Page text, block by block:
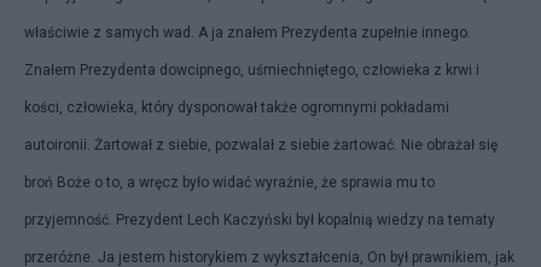
właściwie z samych wad. A ja znałem Prezydenta zupełnie innego.
Znałem Prezydenta dowcipnego, uśmiechniętego, człowieka z krwi i
kości, człowieka, który dysponował także ogromnymi pokładami
autoironii. Żartował z siebie, pozwalał z siebie żartować. Nie obrażał się
broń Boże o to, a wręcz było widać wyraźnie, że sprawia mu to
przyjemność. Prezydent Lech Kaczyński był kopalnią wiedzy na tematy
przeróżne. Ja jestem historykiem z wykształcenia, On był prawnikiem, jak